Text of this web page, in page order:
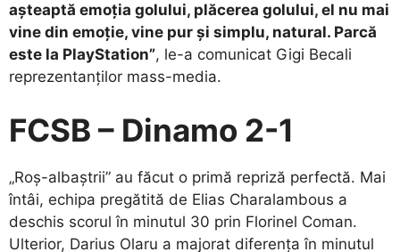
așteaptă emoția golului, plăcerea golului, el nu mai
vine din emoție, vine pur și simplu, natural. Parcă
este la PlayStation”, le-a comunicat Gigi Becali
reprezentanților mass-media.
FCSB – Dinamo 2-1
„Roș-albaștrii” au făcut o primă repriză perfectă. Mai
întâi, echipa pregătită de Elias Charalambous a
deschis scorul în minutul 30 prin Florinel Coman.
Ulterior, Darius Olaru a majorat diferența în minutul